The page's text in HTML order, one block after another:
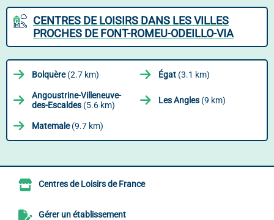
CENTRES DE LOISIRS DANS LES VILLES
PROCHES DE FONT-ROMEU-ODEILLO-VIA
Bolquère(2.7 km) Égat (3.1 km)
Angoustrine-Villeneuve-
des-Escaldes (5.6 km) Les Angles (9 km)
Matemale(9.7 km)
Centres de Loisirs de France
Gérer un établissement